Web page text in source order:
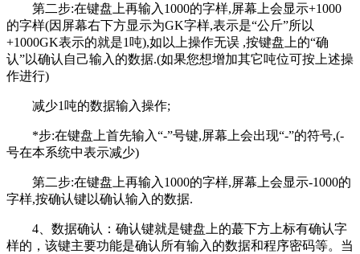
第二步:在键盘上再输入1000的字样,屏幕上会显示+1000
的字样(因屏幕右下方显示为GK字样,表示是“公斤”所以
+1000GK表示的就是1吨),如以上操作无误 ,按键盘上的“确
认”以确认自己输入的数据.(如果您想增加其它吨位可按上述操
作进行)
减少1吨的数据输入操作;
*步:在键盘上首先输入“-”号键,屏幕上会出现“-”的符号,(-
号在本系统中表示减少)
第二步:在键盘上再输入1000的字样,屏幕上会显示-1000的
字样,按确认键以确认输入的数据.
4、数据确认：确认键就是键盘上的蕞下方上标有确认字
样的，该键主要功能是确认所有输入的数据和程序密码等。当